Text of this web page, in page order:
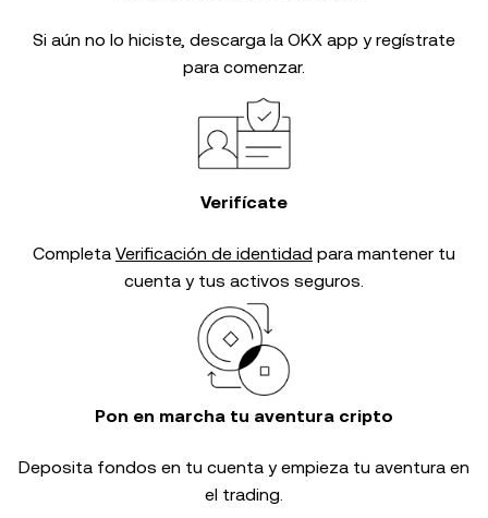
Si aún no lo hiciste, descarga la OKX app y regístrate
para comenzar.
Verifícate
Completa Verificación de identidad para mantener tu
cuenta y tus activos seguros.
Pon en marcha tu aventura cripto
Deposita fondos en tu cuenta y empieza tu aventura en
el trading.